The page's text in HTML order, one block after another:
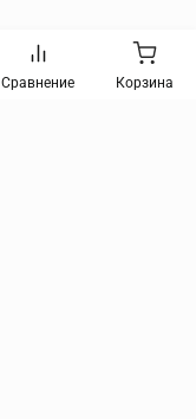
Сравнение Корзина